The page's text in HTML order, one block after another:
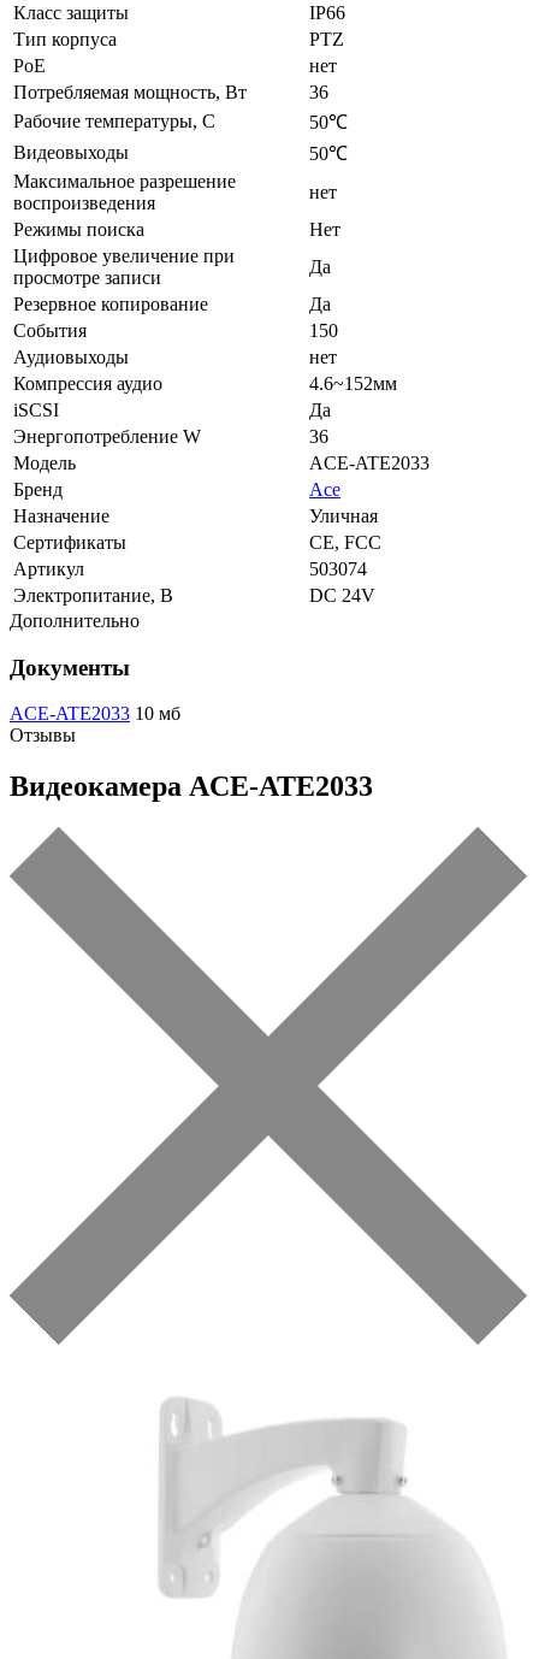
Класс защиты
IP66
Тип корпуса
PTZ
PoE
нет
Потребляемая мощность, Вт
36
Рабочие температуры, С
50℃
Видеовыходы
50℃
Максимальное разрешение
воспроизведения
нет
Режимы поиска
Нет
Цифровое увеличение при
просмотре записи
Да
Резервное копирование
Да
События
150
Аудиовыходы
нет
Компрессия аудио
4.6~152мм
iSCSI
Да
Энергопотребление W
36
Модель
ACE-ATE2033
Бренд
Ace
Назначение
Уличная
Сертификаты
CE, FCC
Артикул
503074
Электропитание, В
DC 24V
Дополнительно
Документы
ACE-ATE2033 10 мб
Отзывы
Видеокамера ACE-ATE2033